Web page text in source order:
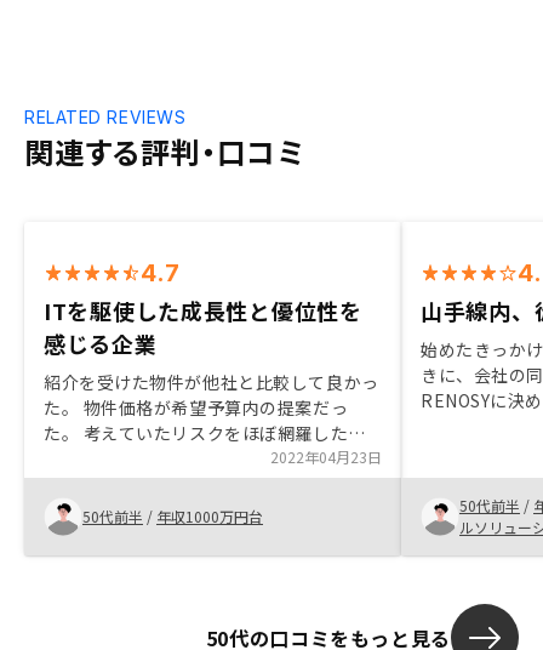
関連する評判・口コミ
RELATED REVIEWS
4.7
ITを駆使した成長性と優位性を
感じる企業
紹介を受けた物件が他社と比較して良かっ
た。 物件価格が希望予算内の提案だっ
た。 考えていたリスクをほぼ網羅したか
たちでシミュレーションを作っていただい
た。 担当営業の方の対応が満足いくもの
だった。 企業としてITに強く、将来性と
優位性を感じた。
2022年04月23日
50代前半 / 年収1000万円台
山手線内
始めたきっか
きに、会社の
RENOSYに決
ント：会社自
い。対応はス
ァーストの熱
だきましたが
作業を淡々と
点が、強いて
50代前半 /
ルソリュー
50代の口コミをもっと見る